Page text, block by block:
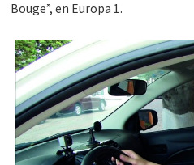
Bouge”, en Europa 1.